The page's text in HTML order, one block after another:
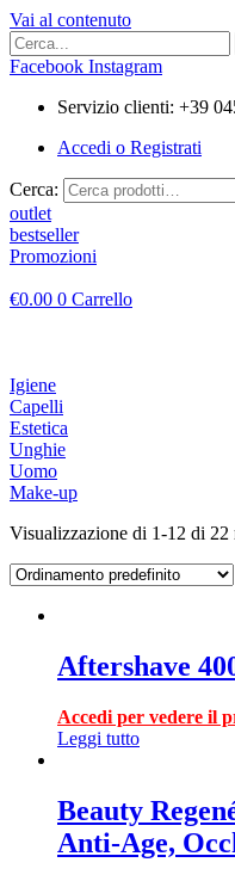
Vai al contenuto
Facebook Instagram
Servizio clienti: +39
Accedi o Registrati
Cerca:
outlet
bestseller
Promozioni
€0.00 0 Carrello
Igiene
Capelli
Estetica
Unghie
Uomo
Make-up
Visualizzazione di 1-12 di 22
Aftershave
Accedi per vedere il
Leggi tutto
Beauty
Anti-Age,